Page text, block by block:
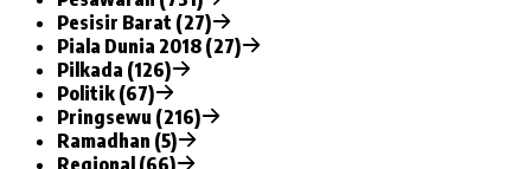
Pesisir Barat (27)
Piala Dunia 2018 (27)
Pilkada (126)
Politik (67)
Pringsewu (216)
Ramadhan (5)
Regional (66)